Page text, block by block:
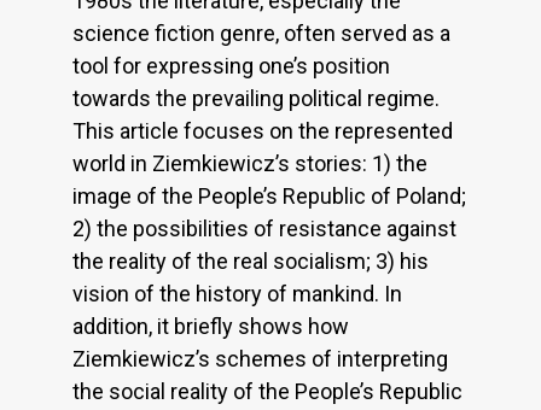
science fiction genre, often served as a
tool for expressing one’s position
towards the prevailing political regime.
This article focuses on the represented
world in Ziemkiewicz’s stories: 1) the
image of the People’s Republic of Poland;
2) the possibilities of resistance against
the reality of the real socialism; 3) his
vision of the history of mankind. In
addition, it briefly shows how
Ziemkiewicz’s schemes of interpreting
the social reality of the People’s Republic